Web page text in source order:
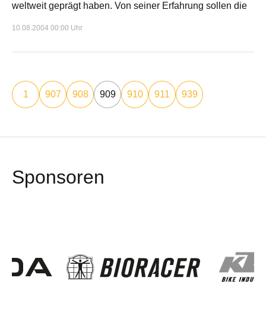
weltweit geprägt haben. Von seiner Erfahrung sollen die
10.08.2004 00:00 Uhr
1 907 908 909 910 911 939
Sponsoren